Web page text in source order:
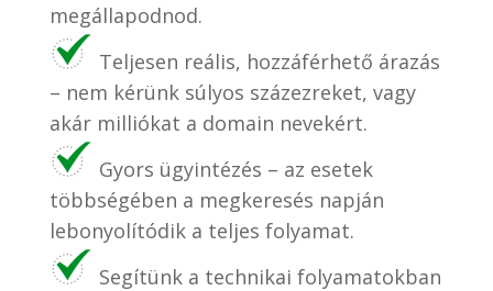
megállapodnod.
Teljesen reális, hozzáférhető árazás
– nem kérünk súlyos százezreket, vagy
akár milliókat a domain nevekért.
Gyors ügyintézés – az esetek
többségében a megkeresés napján
lebonyolítódik a teljes folyamat.
Segítünk a technikai folyamatokban